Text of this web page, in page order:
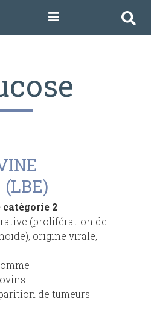
(LBE)
2
(prolifération de
origine virale,
de tumeurs